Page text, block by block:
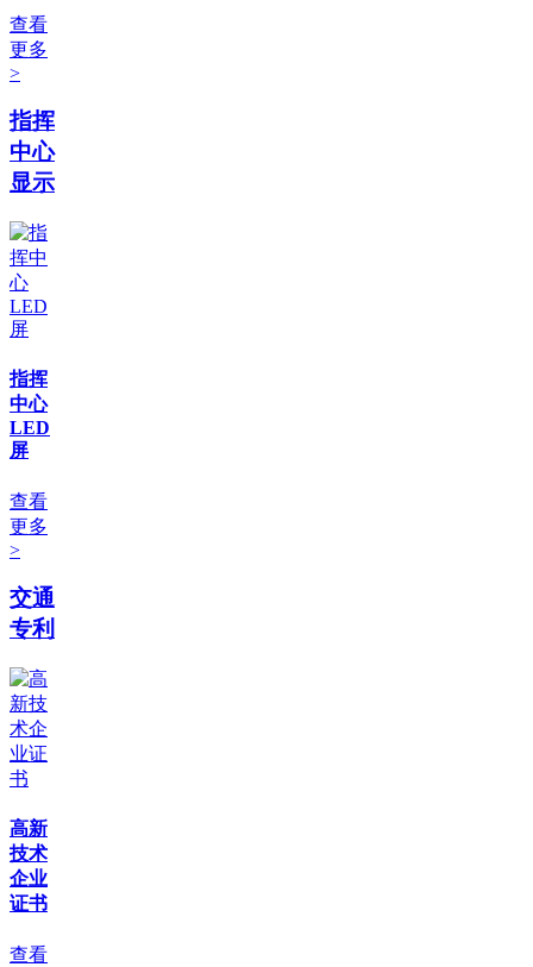
查看
更多
>
指挥
中心
显示
指挥
中心
LED
屏
查看
更多
>
交通
专利
高新
技术
企业
证书
查看